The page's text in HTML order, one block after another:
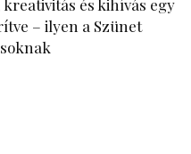
és kihívás egy
– ilyen a Szünet